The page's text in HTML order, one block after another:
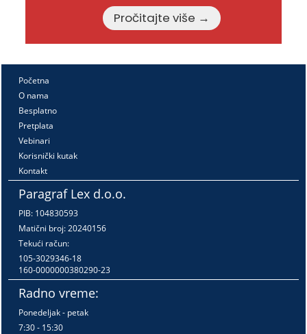
Pročitajte više →
Početna
O nama
Besplatno
Pretplata
Vebinari
Korisnički kutak
Kontakt
Paragraf Lex d.o.o.
PIB: 104830593
Matični broj: 20240156
Tekući račun:
105-3029346-18
160-0000000380290-23
Radno vreme:
Ponedeljak - petak
7:30 - 15:30